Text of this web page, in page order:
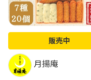
販売中
月揚庵